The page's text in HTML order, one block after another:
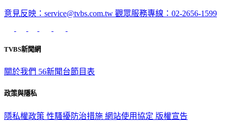
意見反映：service@tvbs.com.tw 觀眾服務專線：02-2656-1599
TVBS新聞網
關於我們 56新聞台節目表
政策與隱私
隱私權政策 性騷擾防治措施 網站使用協定 版權宣告